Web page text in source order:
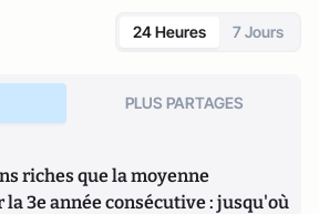
24 Heures 7 Jours
PLUS PARTAGES
riches que la moyenne
3e année consécutive : jusqu'où